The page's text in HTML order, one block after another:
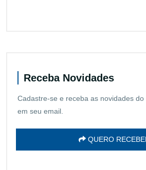
Receba Novidades
Cadastre-se e receba as novidades
em seu email.
QUERO